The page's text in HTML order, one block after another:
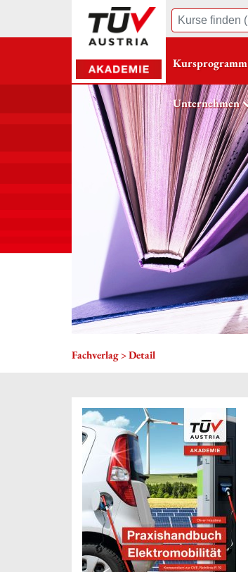
Suche
Kursprogramm
Unternehmen
Fachverlag Detail